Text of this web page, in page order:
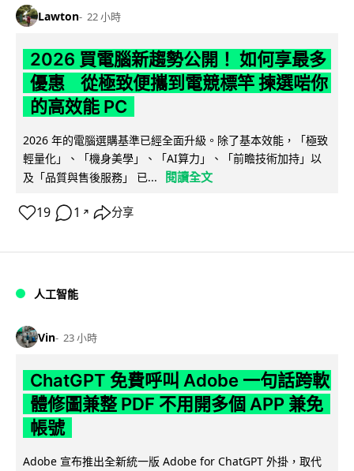
Lawton 22 小時
2026 買電腦新趨勢公開！ 如何享最多
優惠 從極致便攜到電競標竿 揀選啱你
的高效能 PC
2026 年的電腦選購基準已經全面升級。除了基本效能，「極致
輕量化」、「機身美學」、「AI算力」、「前瞻技術加持」以
及「品質與售後服務」 已...
閱讀全文
19 1 ↗ 分享
人工智能
Vin 23 小時
ChatGPT 免費呼叫 Adobe 一句話跨軟
體修圖兼整 PDF 不用開多個 APP 兼免
帳號
Adobe 宣布推出全新統一版 Adobe for ChatGPT 外掛，取代